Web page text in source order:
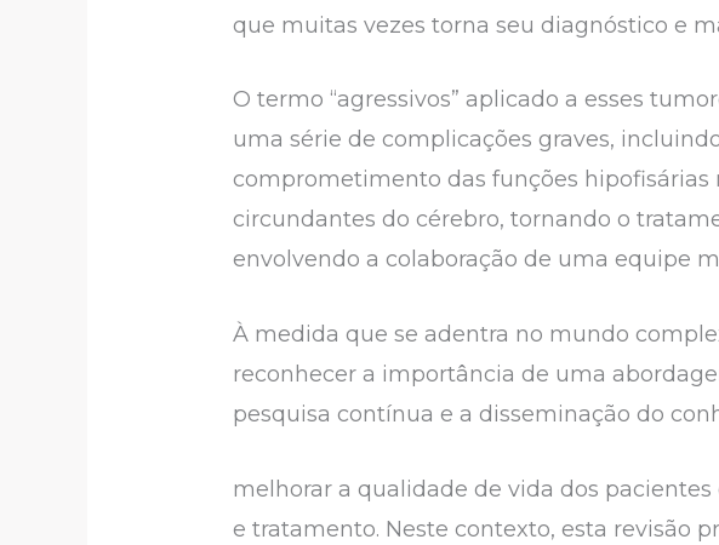
que muitas vezes torna seu diagnóstico e
O termo “agressivos” aplicado a esses
uma série de complicações graves,
comprometimento das funções hipofisárias
circundantes do cérebro, tornando o
envolvendo a colaboração de uma equipe
À medida que se adentra no mundo
reconhecer a importância de uma
pesquisa contínua e a disseminação do
melhorar a qualidade de vida dos
e tratamento. Neste contexto, esta revisão